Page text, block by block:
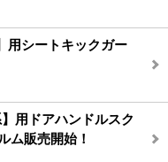
用シートキックガー
用ドアハンドルスク
ム販売開始！